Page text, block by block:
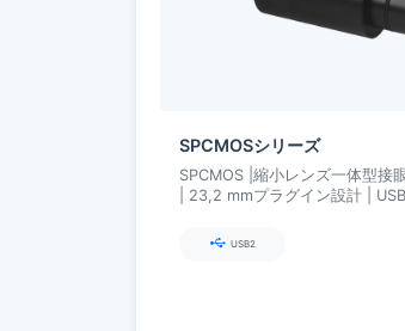
SPCMOSシリーズ
SPCMOS |縮小レンズ一体型接
| 23,2 mmプラグイン設計 |
USB2